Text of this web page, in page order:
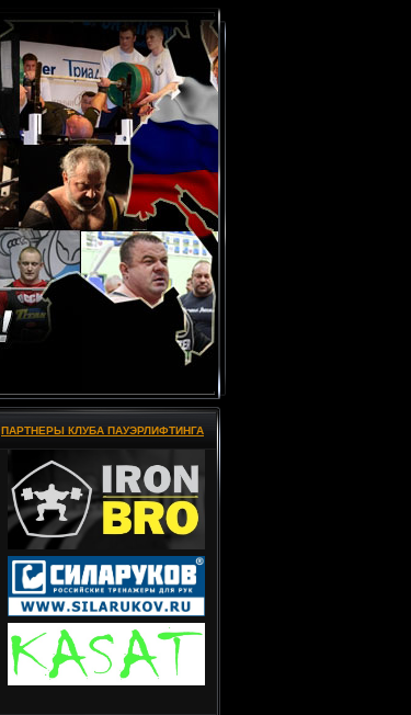
ПАРТНЕРЫ КЛУБА ПАУЭРЛИФТИНГА